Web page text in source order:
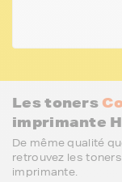
Les toners
imprimante
De même qualité
retrouvez les
imprimante.